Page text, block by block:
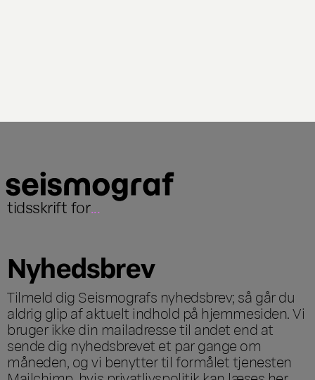
tidsskrift for...
Nyhedsbrev
Tilmeld dig Seismografs nyhedsbrev; så går du
aldrig glip af aktuelt indhold på hjemmesiden. Vi
bruger ikke din mailadresse til andet end at
sende dig nyhedsbrevet et par gange om
måneden, og vi benytter til formålet tjenesten